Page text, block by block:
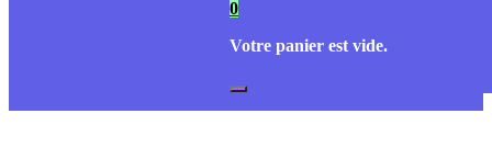
0
Votre panier est vide.